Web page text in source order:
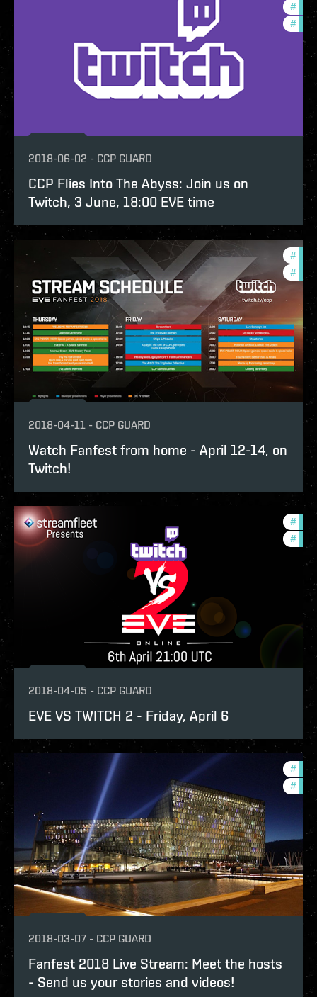
#
#
2018-06-02 - CCP GUARD
CCP Flies Into The Abyss: Join us on
Twitch, 3 June, 18:00 EVE time
#
#
2018-04-11 - CCP GUARD
Watch Fanfest from home - April 12-14, on
Twitch!
#
#
2018-04-05 - CCP GUARD
EVE VS TWITCH 2 - Friday, April 6
#
#
2018-03-07 - CCP GUARD
Fanfest 2018 Live Stream: Meet the hosts
- Send us your stories and videos!